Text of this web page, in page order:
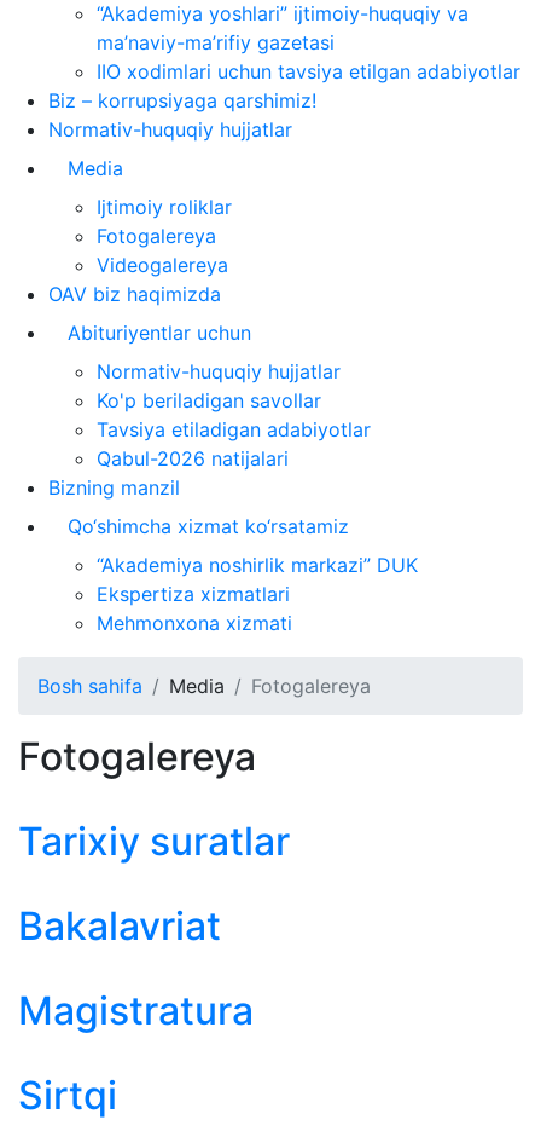
“Akademiya yoshlari” ijtimoiy-huquqiy va
ma’naviy-ma’rifiy gazetasi
IIO xodimlari uchun tavsiya etilgan adabiyotlar
Biz – korrupsiyaga qarshimiz!
Normativ-huquqiy hujjatlar
Media
Ijtimoiy roliklar
Fotogalereya
Videogalereya
OAV biz haqimizda
Abituriyentlar uchun
Normativ-huquqiy hujjatlar
Ko'p beriladigan savollar
Tavsiya etiladigan adabiyotlar
Qabul-2026 natijalari
Bizning manzil
Qo‘shimcha xizmat ko‘rsatamiz
“Akademiya noshirlik markazi” DUK
Ekspertiza xizmatlari
Mehmonxona xizmati
Bosh sahifa Media Fotogalereya
Fotogalereya
Tarixiy suratlar
Bakalavriat
Magistratura
Sirtqi